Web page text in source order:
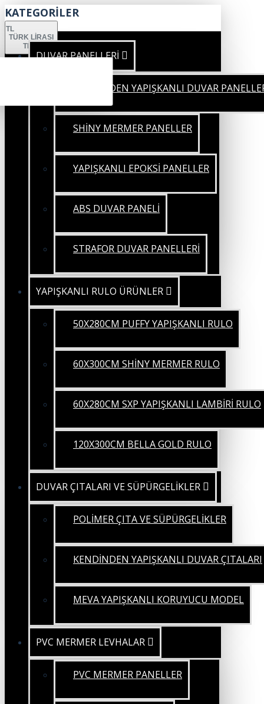
KATEGORİLER
TL
TÜRK LIRASI
TRY
DUVAR PANELLERİ
KENDİNDEN YAPIŞKANLI DUVAR
SHİNY MERMER PANELLER
YAPIŞKANLI EPOKSİ PANELLER
ABS DUVAR PANELİ
STRAFOR DUVAR PANELLERİ
YAPIŞKANLI RULO ÜRÜNLER
50X280CM PUFFY YAPIŞKANLI RULO
60X300CM SHİNY MERMER RULO
60X280CM SXP YAPIŞKANLI LAMBİRİ RULO
120X300CM BELLA GOLD RULO
DUVAR ÇITALARI VE SÜPÜRGELİKLER
POLİMER ÇITA VE SÜPÜRGELİKLER
KENDİNDEN YAPIŞKANLI DUVAR ÇITALARI
MEVA YAPIŞKANLI KORUYUCU MODEL
PVC MERMER LEVHALAR
PVC MERMER PANELLER